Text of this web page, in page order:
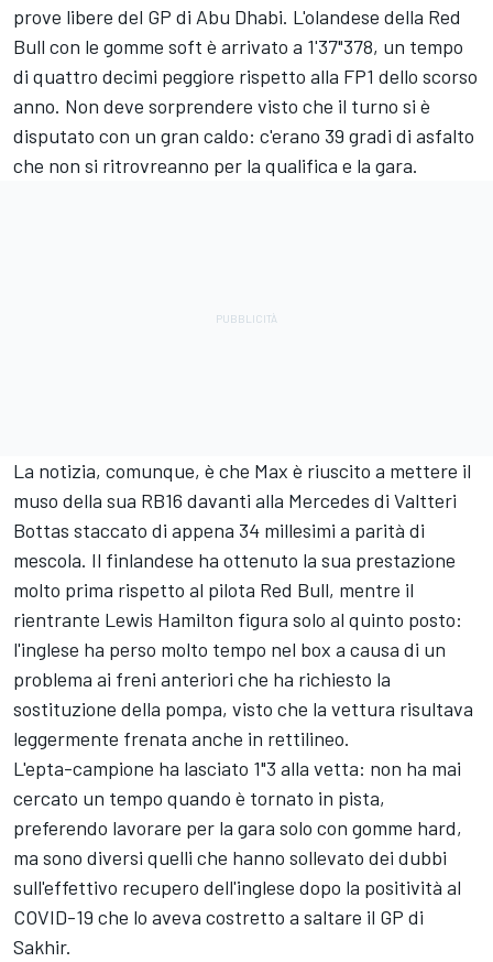
prove libere del GP di Abu Dhabi. L'olandese della Red
Bull con le gomme soft è arrivato a 1'37"378, un tempo
di quattro decimi peggiore rispetto alla FP1 dello scorso
anno. Non deve sorprendere visto che il turno si è
disputato con un gran caldo: c'erano 39 gradi di asfalto
che non si ritrovreanno per la qualifica e la gara.
La notizia, comunque, è che Max è riuscito a mettere il
muso della sua RB16 davanti alla Mercedes di Valtteri
Bottas staccato di appena 34 millesimi a parità di
mescola. Il finlandese ha ottenuto la sua prestazione
molto prima rispetto al pilota Red Bull, mentre il
rientrante Lewis Hamilton figura solo al quinto posto:
l'inglese ha perso molto tempo nel box a causa di un
problema ai freni anteriori che ha richiesto la
sostituzione della pompa, visto che la vettura risultava
leggermente frenata anche in rettilineo.
L'epta-campione ha lasciato 1"3 alla vetta: non ha mai
cercato un tempo quando è tornato in pista,
preferendo lavorare per la gara solo con gomme hard,
ma sono diversi quelli che hanno sollevato dei dubbi
sull'effettivo recupero dell'inglese dopo la positività al
COVID-19 che lo aveva costretto a saltare il GP di
Sakhir.